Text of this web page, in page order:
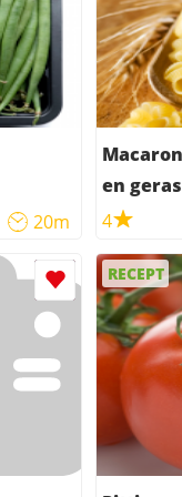
20m
en
4
RECEPT